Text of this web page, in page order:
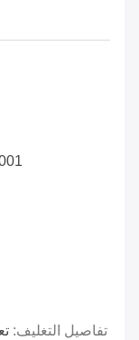
تفاصيل التغليف: